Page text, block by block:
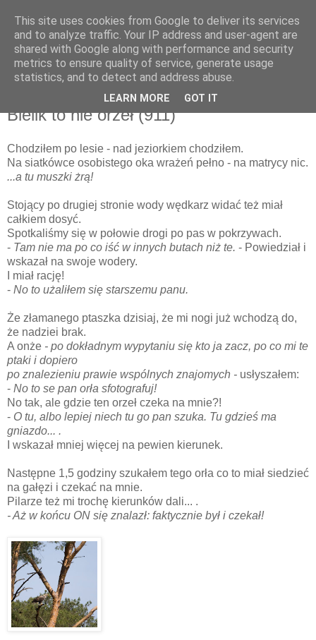
niedziela, 27 maja 2012
Bielik to nie orzeł (911)
Chodziłem po lesie - nad jeziorkiem chodziłem.
Na siatkówce osobistego oka wrażeń pełno - na matrycy nic.
...a tu muszki żrą!
Stojący po drugiej stronie wody wędkarz widać też miał
całkiem dosyć.
Spotkaliśmy się w połowie drogi po pas w pokrzywach.
- Tam nie ma po co iść w innych butach niż te. - Powiedział i
wskazał na swoje wodery.
I miał rację!
- No to użaliłem się starszemu panu.
Że złamanego ptaszka dzisiaj, że mi nogi już wchodzą do,
że nadziei brak.
A onże - po dokładnym wypytaniu się kto ja zacz, po co mi te
ptaki i dopiero
po znalezieniu prawie wspólnych znajomych - usłyszałem:
- No to se pan orła sfotografuj!
No tak, ale gdzie ten orzeł czeka na mnie?!
- O tu, albo lepiej niech tu go pan szuka. Tu gdzieś ma
gniazdo... .
I wskazał mniej więcej na pewien kierunek.
Następne 1,5 godziny szukałem tego orła co to miał siedzieć
na gałęzi i czekać na mnie.
Pilarze też mi trochę kierunków dali... .
- Aż w końcu ON się znalazł: faktycznie był i czekał!
This site uses cookies from Google to deliver its services
and to analyze traffic. Your IP address and user-agent are
shared with Google along with performance and security
metrics to ensure quality of service, generate usage
statistics, and to detect and address abuse.
LEARN MORE GOT IT